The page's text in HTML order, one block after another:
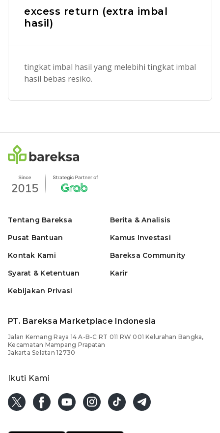
excess return (extra imbal
hasil)
tingkat imbal hasil yang melebihi tingkat imbal
hasil bebas resiko.
Tentang Bareksa
Pusat Bantuan
Kontak Kami
Syarat & Ketentuan
Kebijakan Privasi
Berita & Analisis
Kamus Investasi
Bareksa Community
Karir
PT. Bareksa Marketplace Indonesia
Jalan Kemang Raya 14 A-B-C RT 011 RW 001 Kelurahan Bangka,
Kecamatan Mampang Prapatan
Jakarta Selatan 12730
Ikuti Kami